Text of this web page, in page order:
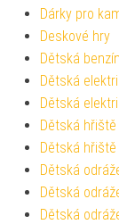
Dárky pro
Deskové hry
Dětská
Dětská
Dětská
Dětská hřiště
Dětská hřiště
Dětská
Dětská
Dětská